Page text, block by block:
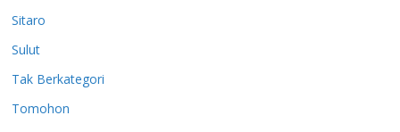
Sitaro
Sulut
Tak Berkategori
Tomohon